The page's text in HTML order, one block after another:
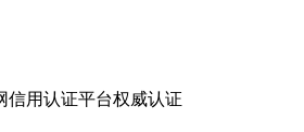
信用认证平台权威认证